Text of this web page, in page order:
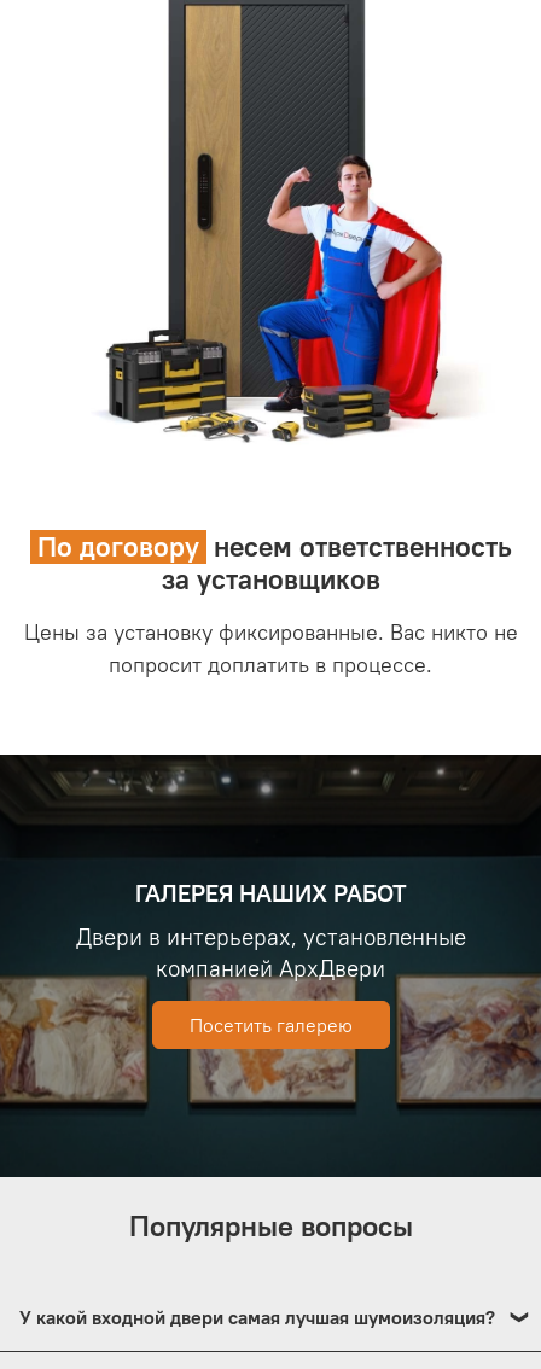
По договору несем ответственность
за установщиков
Цены за установку фиксированные. Вас никто не
попросит доплатить в процессе.
ГАЛЕРЕЯ НАШИХ РАБОТ
Двери в интерьерах, установленные
компанией АрхДвери
Посетить галерею
Популярные вопросы
У какой входной двери самая лучшая шумоизоляция?